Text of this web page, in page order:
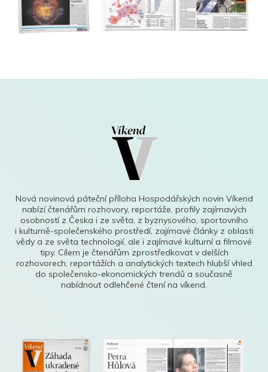
Nová novinová páteční příloha Hospodářských novin Víkend
nabízí čtenářům rozhovory, reportáže, profily zajímavých
osobností z Česka i ze světa, z byznysového, sportovního
i kulturně-společenského prostředí, zajímavé články z oblasti
vědy a ze světa technologií, ale i zajímavé kulturní a filmové
tipy. Cílem je čtenářům zprostředkovat v delších
rozhovorech, reportážích a analytických textech hlubší vhled
do společensko-ekonomických trendů a současně
nabídnout odlehčené čtení na víkend.